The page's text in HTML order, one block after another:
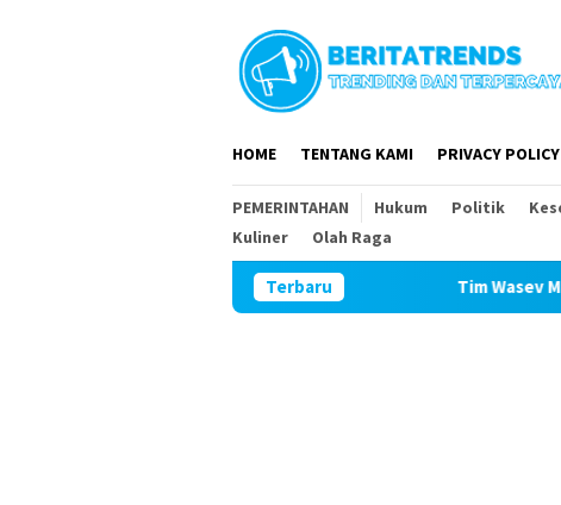
HOME TENTANG KAMI PRIVACY POLICY
PEMERINTAHAN Hukum Politik
Kuliner
Olah Raga
Terbaru
Tim Wasev Mabesad Kunjungi